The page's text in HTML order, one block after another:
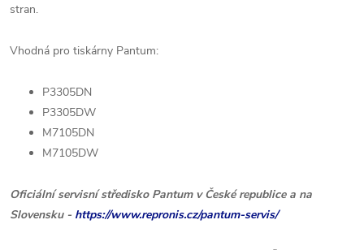
stran.
Vhodná pro tiskárny Pantum:
P3305DN
P3305DW
M7105DN
M7105DW
Oficiální servisní středisko Pantum v České republice a na
Slovensku - https://www.repronis.cz/pantum-servis/